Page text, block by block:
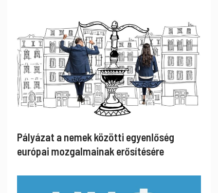
Pályázat a nemek közötti egyenlőség
európai mozgalmainak erősítésére